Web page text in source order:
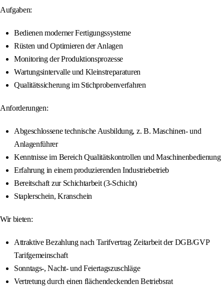
Aufgaben:
Bedienen moderner Fertigungssysteme
Rüsten und Optimieren der Anlagen
Monitoring der Produktionsprozesse
Wartungsintervalle und Kleinstreparaturen
Qualitätssicherung im Stichprobenverfahren
Anforderungen:
Abgeschlossene technische Ausbildung, z. B. Maschinen- und
Anlagenführer
Kenntnisse im Bereich Qualitätskontrollen und Maschinenbedienung
Erfahrung in einem produzierenden Industriebetrieb
Bereitschaft zur Schichtarbeit (3-Schicht)
Staplerschein, Kranschein
Wir bieten:
Attraktive Bezahlung nach Tarifvertrag Zeitarbeit der DGB/GVP
Tarifgemeinschaft
Sonntags-, Nacht- und Feiertagszuschläge
Vertretung durch einen flächendeckenden Betriebsrat